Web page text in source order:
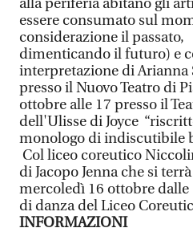
essere consumato sul
considerazione il passato,
dimenticando il futuro) e
interpretazione di Arianna
presso il Nuovo Teatro di
ottobre alle 17 presso il
dell'Ulisse di Joyce
monologo di indiscutibile
Col liceo coreutico
di Jacopo Jenna che si
mercoledì 16 ottobre dalle
di danza del Liceo
INFORMAZIONI